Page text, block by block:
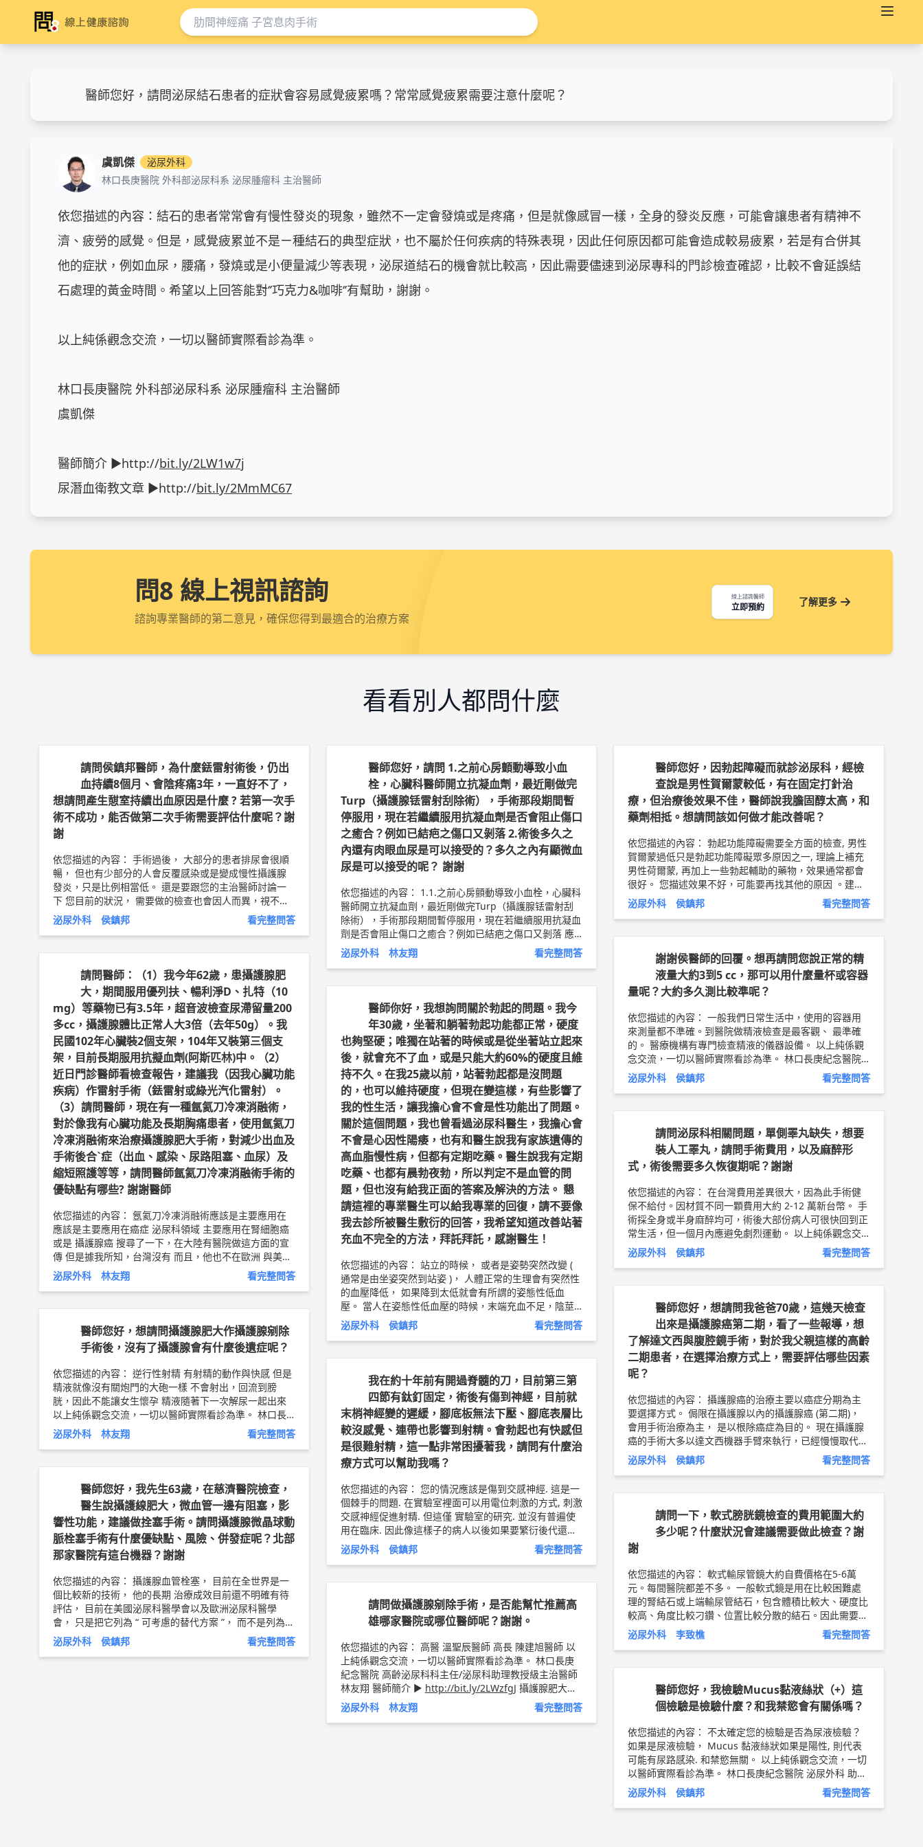
醫師您好，請問泌尿結石患者的症狀會容易感覺疲累嗎？常常感覺疲累需要注意什麼呢？
虞凱傑
泌尿外科
林口長庚醫院 外科部泌尿科系 泌尿腫瘤科 主治醫師
依您描述的內容：結石的患者常常會有慢性發炎的現象，雖然不一定會發燒或是疼痛，但是就像感冒一樣，全身的發炎反應，可能會讓患者有精神不
濟、疲勞的感覺。但是，感覺疲累並不是ㄧ種結石的典型症狀，也不屬於任何疾病的特殊表現，因此任何原因都可能會造成較易疲累，若是有合併其
他的症狀，例如血尿，腰痛，發燒或是小便量減少等表現，泌尿道結石的機會就比較高，因此需要儘速到泌尿專科的門診檢查確認，比較不會延誤結
石處理的黃金時間。希望以上回答能對‘’巧克力&咖啡‘’有幫助，謝謝。
以上純係觀念交流，一切以醫師實際看診為準。
林口長庚醫院 外科部泌尿科系 泌尿腫瘤科 主治醫師
虞凱傑
醫師簡介 ▶http://bit.ly/2LW1w7j
尿潛血衛教文章 ▶http://bit.ly/2MmMC67
問8 線上視訊諮詢
諮詢專業醫師的第二意見，確保您得到最適合的治療方案
線上諮詢醫師
立即預約 了解更多
看看別人都問什麼
請問侯鎮邦醫師，為什麼銩雷射術後，仍出
血持續8個月、會陰疼痛3年，一直好不了，
想請問產生憇室持續出血原因是什麼 ? 若第一次手
術不成功，能否做第二次手術需要評估什麼呢？謝
謝
依您描述的內容： 手術過後， 大部分的患者排尿會很順
暢， 但也有少部分的人會反覆感染或是變成慢性攝護腺
發炎，只是比例相當低。 還是要跟您的主治醫師討論一
下 您目前的狀況， 需要做的檢查也會因人而異，視不同
的狀況來做檢查。 以上純係觀念交流，一切以醫師實際
看診為準。 林口長庚紀念醫院 泌尿外科 助理教授 侯鎮邦
泌尿外科 侯鎮邦 看完整問答
醫師您好，請問 1.之前心房顫動導致小血
栓，心臟科醫師開立抗凝血劑，最近剛做完
Turp（攝護腺铥雷射刮除術），手術那段期間暫
停服用，現在若繼續服用抗凝血劑是否會阻止傷口
之癒合？例如已結疤之傷口又剝落 2.術後多久之
內還有肉眼血尿是可以接受的？多久之內有顯微血
尿是可以接受的呢？ 謝謝
依您描述的內容： 1.1.之前心房顫動導致小血栓，心臟科
醫師開立抗凝血劑，最近剛做完Turp（攝護腺铥雷射刮
除術），手術那段期間暫停服用，現在若繼續服用抗凝血
劑是否會阻止傷口之癒合？例如已結疤之傷口又剝落 應
該是不會，傷口癒合不只是用"血塊來癒合"，還有其他結
締組織參與其中，血塊只是其中一小步還是初期的癒合 2.
微血尿是可以接受的呢？ 血尿從一天到三四個月都有，
對我而言只要沒有血塊或是會有塞住的疑慮，我都接受
以上純係觀念交流，一切以醫師實際看診為準。 林口長
庚紀念醫院 高齡泌尿科科主任/泌尿科助理教授級主治醫
師 林友翔 醫師簡介 ►http://bit.ly/2LWzfgJ
泌尿外科 林友翔 看完整問答
醫師您好，因勃起障礙而就診泌尿科，經檢
查說是男性賀爾蒙較低，有在固定打針治
療，但治療後效果不佳，醫師說我膽固醇太高，和
藥劑相抵。想請問該如何做才能改善呢？
依您描述的內容： 勃起功能障礙需要全方面的檢查, 男性
賀爾蒙過低只是勃起功能障礙眾多原因之一, 理論上補充
男性荷爾蒙, 再加上一些勃起輔助的藥物，效果通常都會
很好。 您描述效果不好，可能要再找其他的原因 。建議
您可以先來我的泌尿科門診，我幫你做詳盡的檢查. 以上
純係觀念交流，一切以醫師實際看診為準。 林口長庚紀
ps://goo.gl/thHdOq
問8 Facebook ►https://goo.gl/U
問8 醫學動畫 ►https://goo.gl/Fo1lHQ
泌尿外科 侯鎮邦 看完整問答
謝謝侯醫師的回覆。想再請問您說正常的精
液量大約3到5 cc，那可以用什麼量杯或容器
量呢？大約多久測比較準呢？
依您描述的內容： 一般我們日常生活中，使用的容器用
來測量都不準確。到醫院做精液檢查是最客觀、 最準確
的。 醫療機構有專門檢查精液的儀器設備。 以上純係觀
念交流，一切以醫師實際看診為準。 林口長庚紀念醫院
http://bit.ly/2w2
cxcs
泌尿外科 侯鎮邦 看完整問答
請問醫師：（1）我今年62歲，患攝護腺肥
大，期間服用優列扶、暢利淨D、扎特（10
mg）等藥物已有3.5年，超音波檢查尿滯留量200
多cc，攝護腺體比正常人大3倍（去年50g）。我
民國102年心臟裝2個支架，104年又裝第三個支
架，目前長期服用抗擬血劑(阿斯匹林)中。（2）
近日門診醫師看檢查報告，建議我（因我心臟功能
疾病）作雷射手術（銩雷射或綠光汽化雷射）。
（3）請問醫師，現在有一種氬氦刀冷凍消融術，
對於像我有心臟功能及長期胸痛患者，使用氬氦刀
冷凍消融術來治療攝護腺肥大手術，對減少出血及
手術後合ˋ症（出血、感染、尿路阻塞、血尿）及
縮短照護等等，請問醫師氬氦刀冷凍消融術手術的
優缺點有哪些? 謝謝醫師
依您描述的內容： 氬氦刀冷凍消融術應該是主要應用在
應該是主要應用在癌症 泌尿科領域 主要應用在腎細胞癌
或是 攝護腺癌 搜尋了一下，在大陸有醫院做這方面的宣
傳 但是據我所知，台灣沒有 而且，他也不在歐洲 與美國
泌尿科醫學會對於攝護腺肥大的治療指引當中 以上純係
觀念交流，一切以醫師實際看診為準。 林口長庚紀念醫
醫師簡介 ►http://bit.ly/2LWzfgJ
泌尿外科 林友翔 看完整問答
醫師你好，我想詢問關於勃起的問題。我今
年30歲，坐著和躺著勃起功能都正常，硬度
也夠堅硬；唯獨在站著的時候或是從坐著站立起來
後，就會充不了血，或是只能大約60%的硬度且維
持不久。在我25歲以前，站著勃起都是沒問題
的，也可以維持硬度，但現在變這樣，有些影響了
我的性生活，讓我擔心會不會是性功能出了問題。
關於這個問題，我也曾看過泌尿科醫生，我擔心會
不會是心因性陽痿，也有和醫生說我有家族遺傳的
高血脂慢性病，但都有定期吃藥。醫生說我有定期
吃藥、也都有晨勃夜勃，所以判定不是血管的問
題，但也沒有給我正面的答案及解決的方法。 懇
請這裡的專業醫生可以給我專業的回復，請不要像
我去診所被醫生敷衍的回答，我希望知道改善站著
充血不完全的方法，拜託拜託，感謝醫生！
依您描述的內容： 站立的時候， 或者是姿勢突然改變 (
通常是由坐姿突然到站姿 )， 人體正常的生理會有突然性
的血壓降低， 如果降到太低就會有所謂的姿態性低血
壓。 當人在姿態性低血壓的時候，末端充血不足，陰莖
的硬度自然就會不夠。 如果擔心是姿態性低血壓， 要到
心臟科醫師那邊去做檢查， 看看是不是心輸出量不足的
跟你類似的現象， 結果請心臟科醫師檢查居然發現他有
二尖瓣脫垂， 造成心臟輸出不足的現象， 進而影響到他
的陰莖充血。 如果排除心臟血管方面的問題， 可能就是
自然的退化。當一個人到30歲的時候， 勃起功能一定會
不如18歲， 而40歲、50歲的時候，功能一定會不如30
歲， 這是一個正常的老化現象， 不必太過在意 。 可以考
慮服用每日定型的犀利士改善這種現象。 以上純係觀念
交流，一切以醫師實際看診為準。 林口長庚紀念醫院 泌
尿外科 助理教授 侯鎮邦 醫師簡介 ►
cs
泌尿外科 侯鎮邦 看完整問答
請問泌尿科相關問題，單側睪丸缺失，想要
裝人工睪丸，請問手術費用，以及麻醉形
式，術後需要多久恢復期呢？謝謝
依您描述的內容： 在台灣費用差異很大，因為此手術健
保不給付。因材質不同一顆費用大約 2-12 萬新台幣。 手
術採全身或半身麻醉均可，術後大部份病人可很快回到正
常生活，但一個月內應避免劇烈運動。 以上純係觀念交
流，一切以醫師實際看診為準。 林口長庚紀念醫院 泌尿
https://goo.gl/t
學動畫 ►https://goo.gl/Fo1lHQ
泌尿外科 侯鎮邦 看完整問答
醫師您好，想請問我爸爸70歲，這幾天檢查
出來是攝護腺癌第二期，看了一些報導，想
了解達文西與腹腔鏡手術，對於我父親這樣的高齡
二期患者，在選擇治療方式上，需要評估哪些因素
呢？
依您描述的內容： 攝護腺癌的治療主要以癌症分期為主
要選擇方式。 侷限在攝護腺以內的攝護腺癌 (第二期)，
會用手術治療為主， 是以根除癌症為目的。 現在攝護腺
癌的手術大多以達文西機器手臂來執行，已經慢慢取代了
傳統大傷口剖腹手術。機器人的手腕、手指，可以做七個
自由度的動作，相對於傳統的腹腔鏡器械僅能做簡單的直
手臂可以說是「完勝」。達文西創造了穩定且舒適的操作
環境與極佳的3D立體成像，讓外科醫師可以更精準地進
行手術。 以攝護腺手術為例，攝護腺就像一顆貢丸，躲
藏在骨盆腔的最深處，附近佈滿了複雜的神經、血管，而
攝護腺的前端就是我們的括約肌，控制我們禁尿的功能。
重要組織、還要對尿道與膀胱做精準縫合。( 一切都在陰
暗的最深處進行)。傳統的攝護腺摘除手術，嚴格考驗手
術醫師的毅力與耐力。因為手術角度困難、視野不佳，很
容易破壞攝護腺旁的重要組織，導致病人大出血、漏尿、
不舉、或是尿道狹窄等併發症。而達文西的精準手術，可
以將組織的破壞降到最低。
泌尿外科 侯鎮邦 看完整問答
醫師您好，想請問攝護腺肥大作攝護腺剜除
手術後，沒有了攝護腺會有什麼後遺症呢？
依您描述的內容： 逆行性射精 有射精的動作與快感 但是
精液就像沒有關炮門的大砲一樣 不會射出，回流到膀
胱，因此不能讓女生懷孕 精液隨著下一次解尿一起出來
以上純係觀念交流，一切以醫師實際看診為準。 林口長
庚紀念醫院 高齡泌尿科科主任/泌尿科助理教授級主治醫
師 林友翔 問8健康新聞網 ►
https://goo.gl/thHdOq問8
https://goo.gl/Fo1lHQ
泌尿外科 林友翔 看完整問答
我在約十年前有開過脊髓的刀，目前第三第
四節有鈦釘固定，術後有傷到神經，目前就
末梢神經變的遲緩，腳底板無法下壓、腳底表層比
較沒感覺、連帶也影響到射精。會勃起也有快感但
是很難射精，這一點非常困擾著我，請問有什麼治
療方式可以幫助我嗎？
依您描述的內容： 您的情況應該是傷到交感神經. 這是一
個棘手的問題. 在實驗室裡面可以用電位刺激的方式, 刺激
交感神經促進射精. 但這僅 實驗室的研究. 並沒有普遍使
用在臨床. 因此像這樣子的病人以後如果要繁衍後代還是
需要藉助人工生殖. 以上純係觀念交流，一切以醫師實際
看診為準。 林口長庚紀念醫院 泌尿外科 助理教授 侯鎮邦
►http://bit.ly/2BgIjID
泌尿外科 侯鎮邦 看完整問答
醫師您好，我先生63歲，在慈濟醫院檢查，
醫生說攝護線肥大，微血管一邊有阻塞，影
響性功能，建議做拴塞手術。請問攝護腺微晶球動
脈栓塞手術有什麼優缺點、風險、併發症呢？北部
那家醫院有這台機器？謝謝
依您描述的內容： 攝護腺血管栓塞， 目前在全世界是一
個比較新的技術， 他的長期 治療成效目前還不明確有待
評估， 目前在美國泌尿科醫學會以及歐洲泌尿科醫學
會， 只是把它列為 “ 可考慮的替代方案 ”， 而不是列為 “
治療首選 ”. 這個療法 雖然已經衛福部認可 ，在台灣會做
的醫師並不多， 而且也不是主流。 目前全世界治療攝護
泌尿外科 侯鎮邦 看完整問答
請問一下，軟式膀胱鏡檢查的費用範圍大約
多少呢？什麼狀況會建議需要做此檢查？謝
謝
依您描述的內容： 軟式輸尿管鏡大約自費價格在5-6萬
元。每間醫院都差不多。 一般軟式鏡是用在比較困難處
理的腎結石或上端輸尿管結石，包含體積比較大、硬度比
較高、角度比較刁鑽、位置比較分散的結石。因此需要來
給泌尿科醫師評估才能選擇出最好的方法。 以上純係觀
念交流，一切以醫師實際看診為準。 馬偕紀念醫院 泌尿
軟式輸尿管鏡衛教文章 ►http://bit.ly/2CJGYcm
泌尿外科 李致樵 看完整問答
請問做攝護腺剜除手術，是否能幫忙推薦高
雄哪家醫院或哪位醫師呢？謝謝。
依您描述的內容： 高醫 溫聖辰醫師 高長 陳建旭醫師 以
上純係觀念交流，一切以醫師實際看診為準。 林口長庚
紀念醫院 高齡泌尿科科主任/泌尿科助理教授級主治醫師
林友翔 醫師簡介 ► http://bit.ly/2LWzfgJ
術衛教文章 ►http://bit.ly/2AJbOCt
泌尿外科 林友翔 看完整問答
醫師您好，我檢驗Mucus黏液絲狀（+）這
個檢驗是檢驗什麼？和我禁慾會有關係嗎？
依您描述的內容： 不太確定您的檢驗是否為尿液檢驗？
如果是尿液檢驗， Mucus 黏液絲狀如果是陽性, 則代表
可能有尿路感染. 和禁慾無關。 以上純係觀念交流，一切
以醫師實際看診為準。 林口長庚紀念醫院 泌尿外科 助理
教授 侯鎮邦 醫師簡介 ►
http://bit.ly/2w2cxcs攝護腺超
音波切片檢查 ►http://bit.ly/2H3bPml
泌尿外科 侯鎮邦 看完整問答